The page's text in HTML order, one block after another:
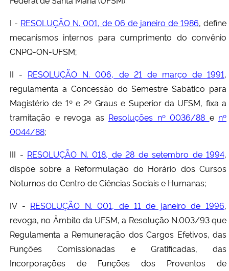
I - RESOLUÇÃO N. 001, de 06 de janeiro de 1986, define
mecanismos internos para cumprimento do convênio
CNPQ-ON-UFSM;
II - RESOLUÇÃO N. 006, de 21 de março de 1991,
regulamenta a Concessão do Semestre Sabático para
Magistério de 1º e 2º Graus e Superior da UFSM, fixa a
tramitação e revoga as Resoluções nº 0036/88 e nº
0044/88;
III - RESOLUÇÃO N. 018, de 28 de setembro de 1994,
dispõe sobre a Reformulação do Horário dos Cursos
Noturnos do Centro de Ciências Sociais e Humanas;
IV - RESOLUÇÃO N. 001, de 11 de janeiro de 1996,
revoga, no Âmbito da UFSM, a Resolução N.003/93 que
Regulamenta a Remuneração dos Cargos Efetivos, das
Funções Comissionadas e Gratificadas, das
Incorporações de Funções dos Proventos de